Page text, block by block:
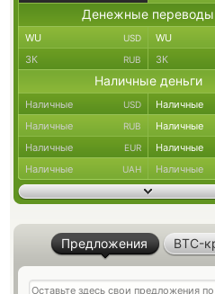
Денежные переводы
WU USD WU
ЗК RUB ЗК
Наличные деньги
Наличные USD Наличные
Наличные RUB Наличные
Наличные EUR Наличные
Наличные UAH Наличные
Предложения BTC-